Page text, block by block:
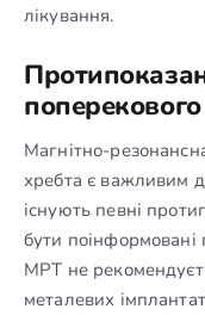
лікування.
поперекового
Магнітно-
хребта є важливим
існують певні
бути
МРТ не
металевих